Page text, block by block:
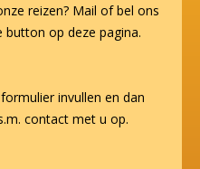
reizen? Mail of bel ons
button op deze pagina.
invullen en dan
contact met u op.